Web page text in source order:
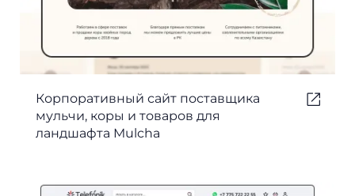
Корпоративный сайт поставщика
мульчи, коры и товаров для
ландшафта Mulcha